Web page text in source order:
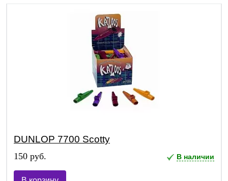
DUNLOP 7700 Scotty
150 руб. В наличии